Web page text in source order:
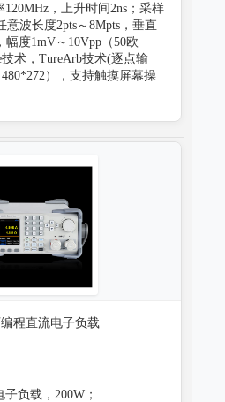
120MHz，上升时间2ns；采样
意波长度2pts～8Mpts，垂直
幅度1mV～10Vpp（50欧
技术，TureArb技术(逐点输
），支持触摸屏幕操
程直流电子负载
负载，200W；